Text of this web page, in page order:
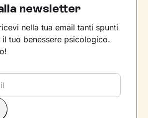
newsletter
nella tua email tanti spunti
tuo benessere psicologico.